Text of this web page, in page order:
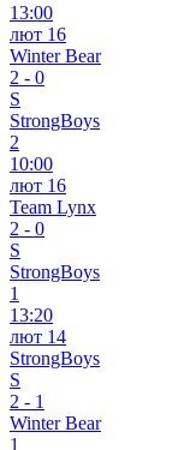
13:00
лют 16
Winter Bear
2 - 0
S
StrongBoys
2
10:00
лют 16
Team Lynx
2 - 0
S
StrongBoys
1
13:20
лют 14
StrongBoys
S
2 - 1
Winter Bear
1